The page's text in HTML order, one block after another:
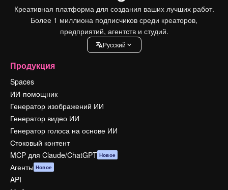
Креативная платформа для создания ваших лучших работ.
Более 1 миллиона подписчиков среди креаторов,
предприятий, агентств и студий.
Pусский
Продукция
Spaces
ИИ-помощник
Генератор изображений ИИ
Генератор видео ИИ
Генератор голоса на основе ИИ
Стоковый контент
MCP для Claude/ChatGPT Новое
Агенты Новое
API